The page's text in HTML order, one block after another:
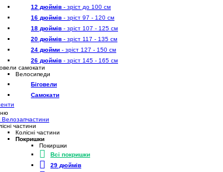
12 дюймів - зріст до 100 см
16 дюймів - зріст 97 - 120 см
18 дюймів - зріст 107 - 125 см
20 дюймів - зріст 117 - 135 см
24 дюйми - зріст 127 - 150 см
26 дюймів - зріст 145 - 165 см
самокати
Велосипеди
Біговели
Самокати
Велозапчастини
частини
Колісні частини
Покришки
Покиршки
Всі покришки
29 дюймів